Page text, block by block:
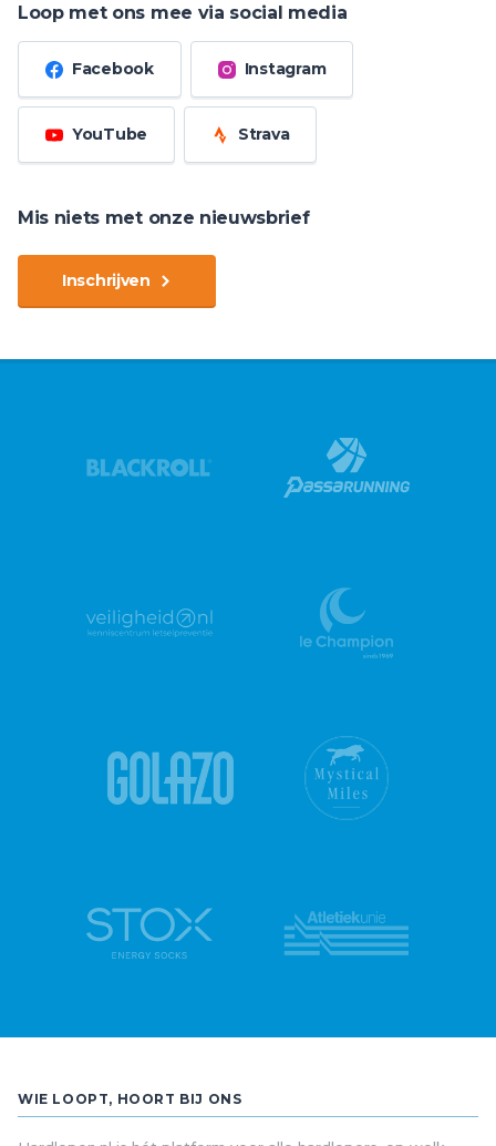
Loop met ons mee via social media
Facebook Instagram
YouTube Strava
Mis niets met onze nieuwsbrief
Inschrijven
WIE LOOPT, HOORT BIJ ONS